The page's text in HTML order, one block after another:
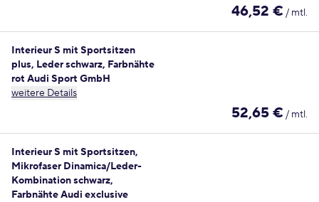
46,52 € / mtl.
Interieur S mit Sportsitzen
plus, Leder schwarz, Farbnähte
rot Audi Sport GmbH
weitere Details
52,65 € / mtl.
Interieur S mit Sportsitzen,
Mikrofaser Dinamica/Leder-
Kombination schwarz,
Farbnähte Audi exclusive